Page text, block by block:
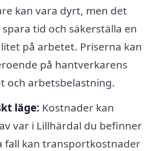
kan vara dyrt, men det
spara tid och säkerställa en
på arbetet. Priserna kan
på hantverkarens
och arbetsbelastning.
läge: Kostnader kan
var i Lillhärdal du befinner
fall kan transportkostnader